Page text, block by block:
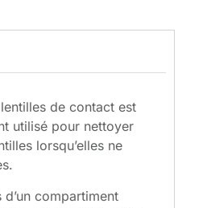
de contact est
utilisé pour nettoyer
lorsqu’elles ne
compartiment